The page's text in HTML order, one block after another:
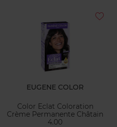
EUGENE COLOR
Color Eclat Coloration
Crème Permanente Châtain
4.00